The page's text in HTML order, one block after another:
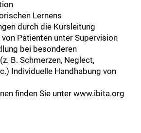
Lernens
durch die Kursleitung
Patienten unter Supervision
bei besonderen
B. Schmerzen, Neglect,
Individuelle Handhabung von
finden Sie unter www.ibita.org